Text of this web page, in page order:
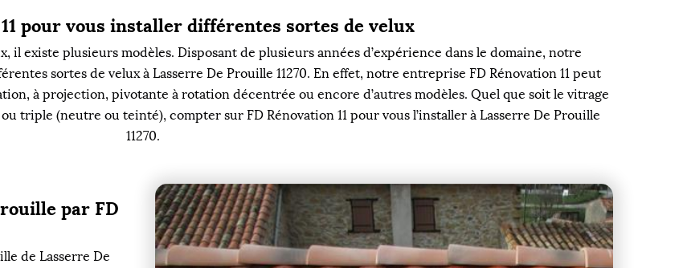
pour vous installer différentes sortes de velux
il existe plusieurs modèles. Disposant de plusieurs années d’expérience dans le domaine, notre
sortes de velux à Lasserre De Prouille 11270. En effet, notre entreprise FD Rénovation 11 peut
à projection, pivotante à rotation décentrée ou encore d’autres modèles. Quel que soit le vitrage
triple (neutre ou teinté), compter sur FD Rénovation 11 pour vous l’installer à Lasserre De Prouille
11270.
par FD
de Lasserre De